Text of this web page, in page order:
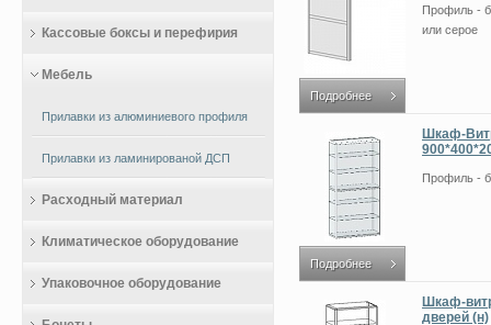
Подробнее
Профиль -
или серое
Подробнее
Шкаф-
Профиль -
Шкаф-
дверей (н)
Кассовые боксы и перефирия
Мебель
Прилавки из алюминиевого профиля
Прилавки из ламинированой ДСП
Расходный материал
Климатическое оборудование
Упаковочное оборудование